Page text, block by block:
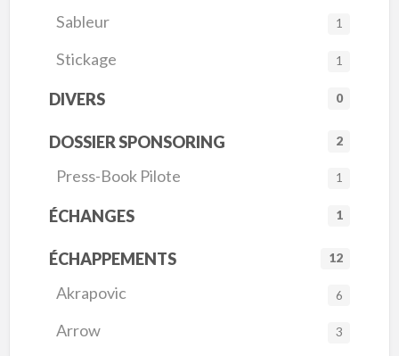
Sableur 1
Stickage 1
DIVERS 0
DOSSIER SPONSORING 2
Press-Book Pilote 1
ÉCHANGES 1
ÉCHAPPEMENTS 12
Akrapovic 6
Arrow 3